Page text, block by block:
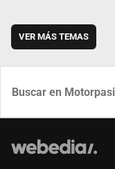
VER MÁS TEMAS